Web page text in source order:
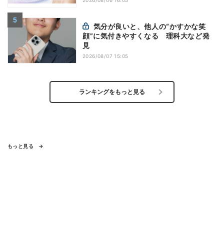
顔”に気付きやすくなる 理科大など発
見
2026/08/07 15:05
ランキングをもっと見る
もっと見る